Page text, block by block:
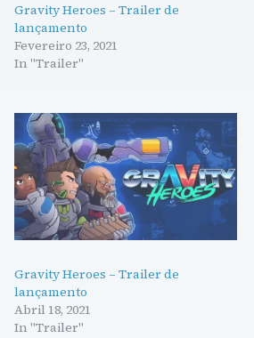
Gravity Heroes – Trailer de
lançamento
Fevereiro 23, 2021
In "Trailer"
Gravity Heroes – Trailer de
lançamento
Abril 18, 2021
In "Trailer"